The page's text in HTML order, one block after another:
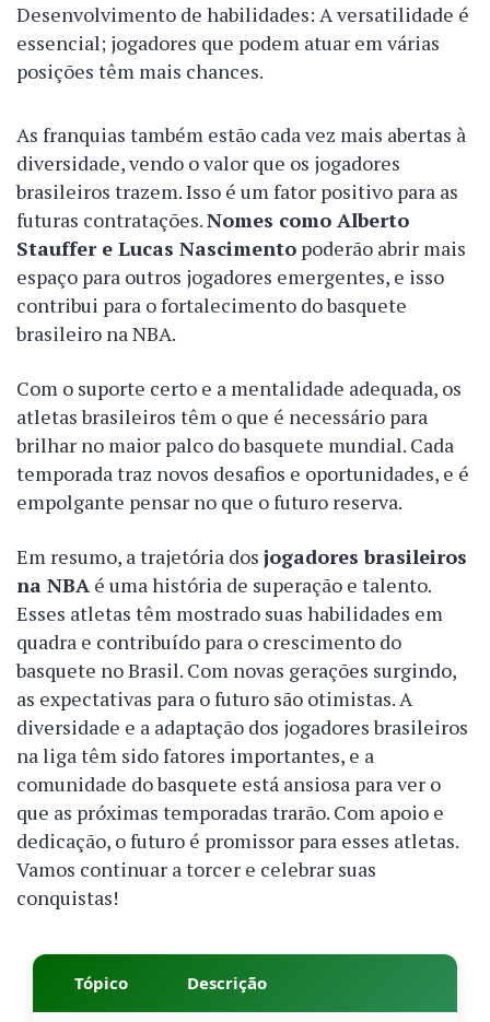
Desenvolvimento de habilidades: A versatilidade é
essencial; jogadores que podem atuar em várias
posições têm mais chances.
As franquias também estão cada vez mais abertas à
diversidade, vendo o valor que os jogadores
brasileiros trazem. Isso é um fator positivo para as
futuras contratações.Nomes como Alberto
Stauffer e Lucas Nascimento poderão abrir mais
espaço para outros jogadores emergentes, e isso
contribui para o fortalecimento do basquete
brasileiro na NBA.
Com o suporte certo e a mentalidade adequada, os
atletas brasileiros têm o que é necessário para
brilhar no maior palco do basquete mundial. Cada
temporada traz novos desafios e oportunidades, e é
empolgante pensar no que o futuro reserva.
Em resumo, a trajetória dos jogadores brasileiros
na NBA é uma história de superação e talento.
Esses atletas têm mostrado suas habilidades em
quadra e contribuído para o crescimento do
basquete no Brasil. Com novas gerações surgindo,
as expectativas para o futuro são otimistas. A
diversidade e a adaptação dos jogadores brasileiros
na liga têm sido fatores importantes, e a
comunidade do basquete está ansiosa para ver o
que as próximas temporadas trarão. Com apoio e
dedicação, o futuro é promissor para esses atletas.
Vamos continuar a torcer e celebrar suas
conquistas!
Tópico Descrição